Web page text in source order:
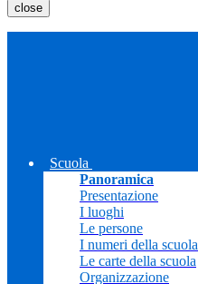
close
Scuola
Panoramica
Presentazione
I luoghi
Le persone
I numeri della scuola
Le carte della scuola
Organizzazione